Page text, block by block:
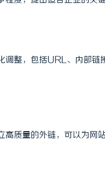
调整，包括URL、内部
质量的外链，可以为网